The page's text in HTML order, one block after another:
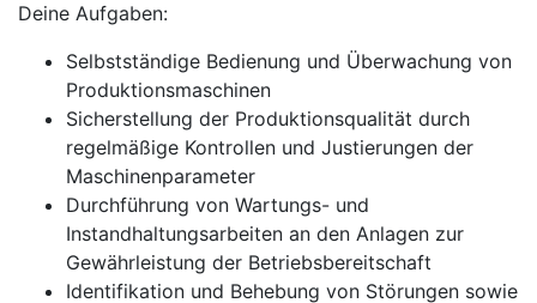
Deine Aufgaben:
Selbstständige Bedienung und Überwachung von
Produktionsmaschinen
Sicherstellung der Produktionsqualität durch
regelmäßige Kontrollen und Justierungen der
Maschinenparameter
Durchführung von Wartungs- und
Instandhaltungsarbeiten an den Anlagen zur
Gewährleistung der Betriebsbereitschaft
Identifikation und Behebung von Störungen sowie